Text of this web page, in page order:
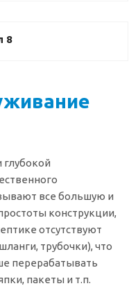
8
глубокой
все большую и
конструкции,
отсутствуют
трубочки), что
перерабатывать
пакеты и т.п.